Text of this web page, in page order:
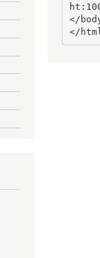
</
</